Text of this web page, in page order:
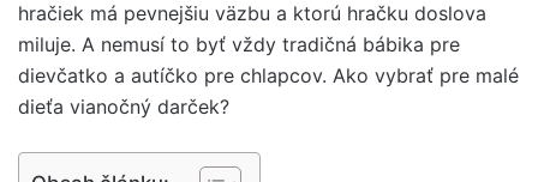
hračiek má pevnejšiu väzbu a ktorú hračku doslova
miluje. A nemusí to byť vždy tradičná bábika pre
dievčatko a autíčko pre chlapcov. Ako vybrať pre malé
dieťa vianočný darček?